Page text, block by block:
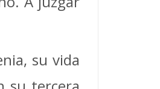
su vida